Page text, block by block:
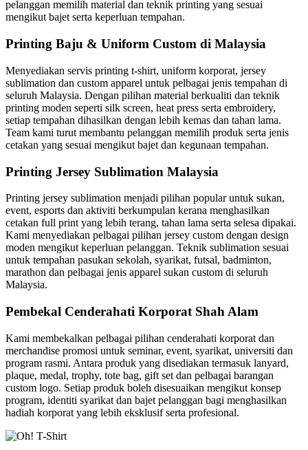
pelanggan memilih material dan teknik printing yang sesuai
mengikut bajet serta keperluan tempahan.
Printing Baju & Uniform Custom di Malaysia
Menyediakan servis printing t-shirt, uniform korporat, jersey
sublimation dan custom apparel untuk pelbagai jenis tempahan di
seluruh Malaysia. Dengan pilihan material berkualiti dan teknik
printing moden seperti silk screen, heat press serta embroidery,
setiap tempahan dihasilkan dengan lebih kemas dan tahan lama.
Team kami turut membantu pelanggan memilih produk serta jenis
cetakan yang sesuai mengikut bajet dan kegunaan tempahan.
Printing Jersey Sublimation Malaysia
Printing jersey sublimation menjadi pilihan popular untuk sukan,
event, esports dan aktiviti berkumpulan kerana menghasilkan
cetakan full print yang lebih terang, tahan lama serta selesa dipakai.
Kami menyediakan pelbagai pilihan jersey custom dengan design
moden mengikut keperluan pelanggan. Teknik sublimation sesuai
untuk tempahan pasukan sekolah, syarikat, futsal, badminton,
marathon dan pelbagai jenis apparel sukan custom di seluruh
Malaysia.
Pembekal Cenderahati Korporat Shah Alam
Kami membekalkan pelbagai pilihan cenderahati korporat dan
merchandise promosi untuk seminar, event, syarikat, universiti dan
program rasmi. Antara produk yang disediakan termasuk lanyard,
plaque, medal, trophy, tote bag, gift set dan pelbagai barangan
custom logo. Setiap produk boleh disesuaikan mengikut konsep
program, identiti syarikat dan bajet pelanggan bagi menghasilkan
hadiah korporat yang lebih eksklusif serta profesional.